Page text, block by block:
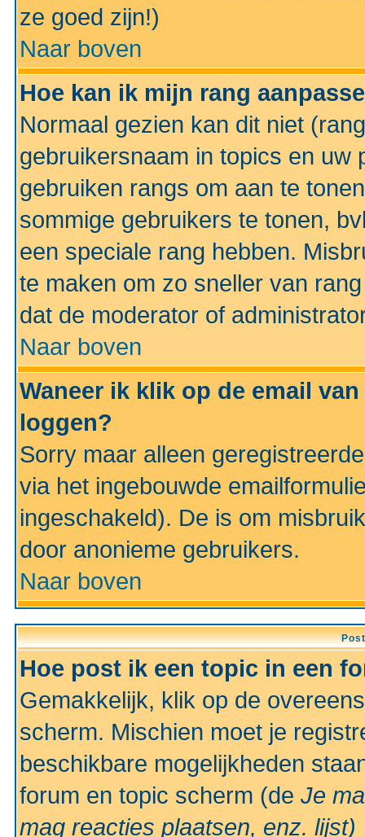
ze goed zijn!)
Naar boven
Hoe kan ik mijn rang
Normaal gezien kan dit niet
gebruikersnaam in topics en uw
gebruiken rangs om aan te
sommige gebruikers te tonen,
een speciale rang hebben.
te maken om zo sneller van
dat de moderator of
Naar boven
Waneer ik klik op de email
loggen?
Sorry maar alleen
via het ingebouwde
ingeschakeld). De is om
door anonieme gebruikers.
Naar boven
Hoe post ik een topic in een
Gemakkelijk, klik op de
scherm. Mischien moet je
beschikbare mogelijkheden
forum en topic scherm (de Je
mag reacties plaatsen, enz. lijst)